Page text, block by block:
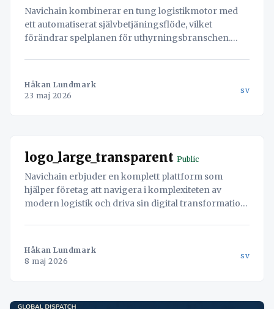
Navichain kombinerar en tung logistikmotor med
ett automatiserat självbetjäningsflöde, vilket
förändrar spelplanen för uthyrningsbranschen.
Håkan Lundmark
23 maj 2026
sv
logo_large_transparent Public
Navichain erbjuder en komplett plattform som
hjälper företag att navigera i komplexiteten av
modern logistik och driva sin digital transformation
Håkan Lundmark
8 maj 2026
sv